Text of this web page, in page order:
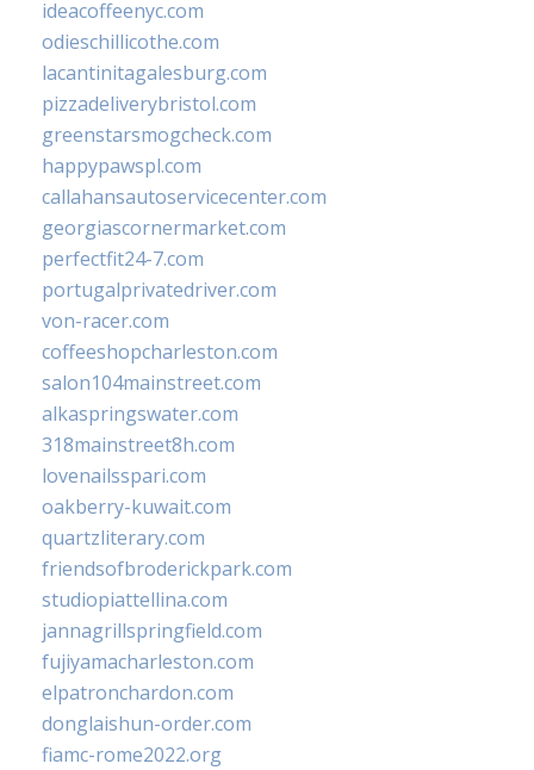
ideacoffeenyc.com
odieschillicothe.com
lacantinitagalesburg.com
pizzadeliverybristol.com
greenstarsmogcheck.com
happypawspl.com
callahansautoservicecenter.com
georgiascornermarket.com
perfectfit24-7.com
portugalprivatedriver.com
von-racer.com
coffeeshopcharleston.com
salon104mainstreet.com
alkaspringswater.com
318mainstreet8h.com
lovenailsspari.com
oakberry-kuwait.com
quartzliterary.com
friendsofbroderickpark.com
studiopiattellina.com
jannagrillspringfield.com
fujiyamacharleston.com
elpatronchardon.com
donglaishun-order.com
fiamc-rome2022.org